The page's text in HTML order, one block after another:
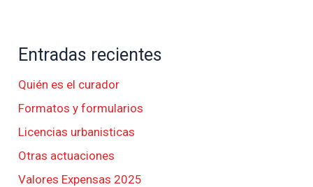
Entradas recientes
Quién es el curador
Formatos y formularios
Licencias urbanisticas
Otras actuaciones
Valores Expensas 2025